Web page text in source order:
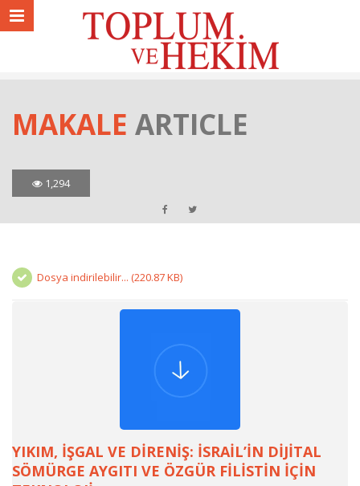
MAKALE ARTICLE
1,294
Dosya indirilebilir... (220.87 KB)
YIKIM, İŞGAL VE DİRENİŞ: İSRAİL’İN DİJİTAL
SÖMÜRGE AYGITI VE ÖZGÜR FİLİSTİN İÇİN